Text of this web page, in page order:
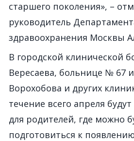
старшего поколения», –
руководитель
здравоохранения Москвы
В городской клинической
Вересаева, больнице № 67
Ворохобова и других
течение всего апреля
для родителей, где можно
подготовиться к